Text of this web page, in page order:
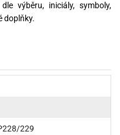
výběru, iniciály, symboly,
doplňky.
229